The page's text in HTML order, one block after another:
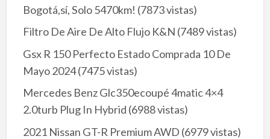
Bogotá,sí, Solo 5470km! (7873 vistas)
Filtro De Aire De Alto Flujo K&N (7489 vistas)
Gsx R 150 Perfecto Estado Comprada 10 De
Mayo 2024(7475 vistas)
Mercedes Benz Glc350ecoupé 4matic 4×4
2.0turb Plug In Hybrid (6988 vistas)
2021 Nissan GT-R Premium AWD (6979 vistas)